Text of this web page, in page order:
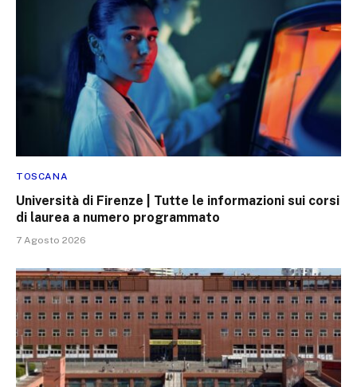
TOSCANA
Università di Firenze | Tutte le informazioni sui corsi
di laurea a numero programmato
7 Agosto 2026